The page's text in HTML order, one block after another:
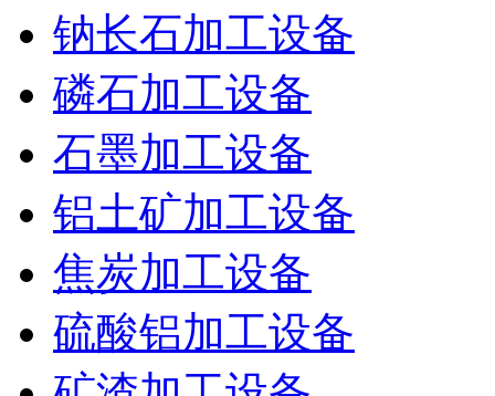
钠长石加工设备
磷石加工设备
石墨加工设备
铝土矿加工设备
焦炭加工设备
硫酸铝加工设备